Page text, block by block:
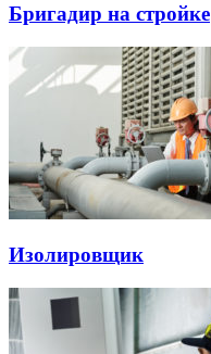
Бригадир на стройке
Изолировщик